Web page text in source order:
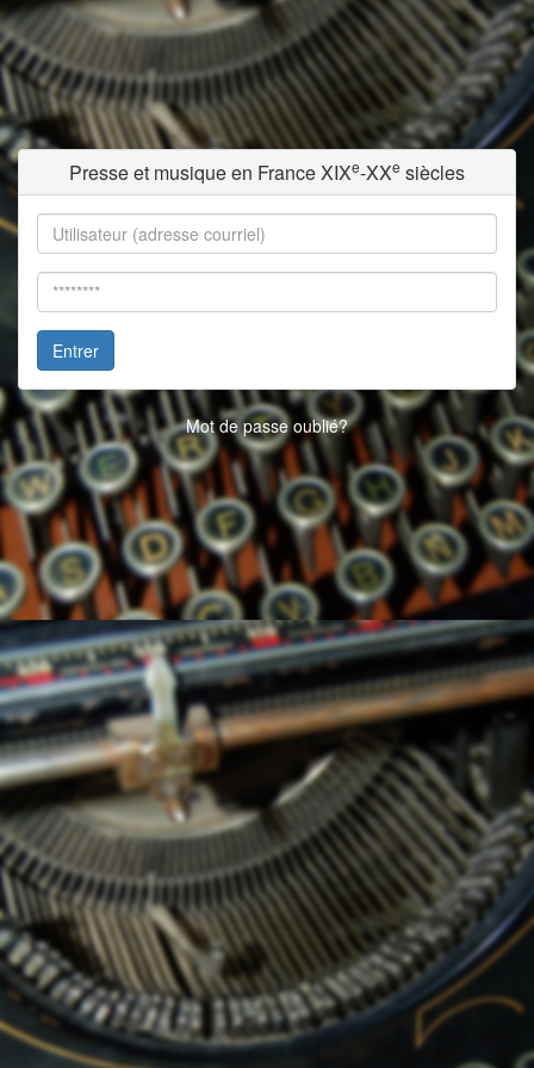
Presse et musique en France XIXe-XXe siècles
Entrer
Mot de passe oublié?